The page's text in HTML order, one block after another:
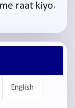
raat kiyo.
English